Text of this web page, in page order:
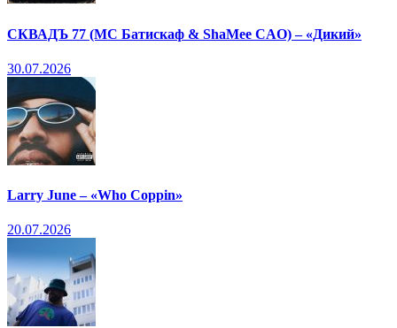
СКВАДЪ 77 (МС Батискаф & ShaMee CAO) – «Дикий»
30.07.2026
Larry June – «Who Coppin»
20.07.2026